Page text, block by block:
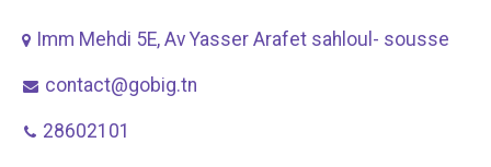
Imm Mehdi 5E, Av ​Yasser Arafet sahloul- sousse
contact@gobig.tn
28602101